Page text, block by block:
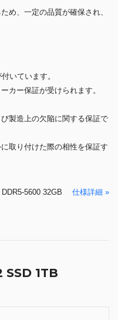
め、一定の品質が確保され、
いています。
カー保証が受けられます。
製造上の欠陥に関する保証で
取り付けた際の相性を保証す
DDR5-5600 32GB 仕様詳細 »
1TB